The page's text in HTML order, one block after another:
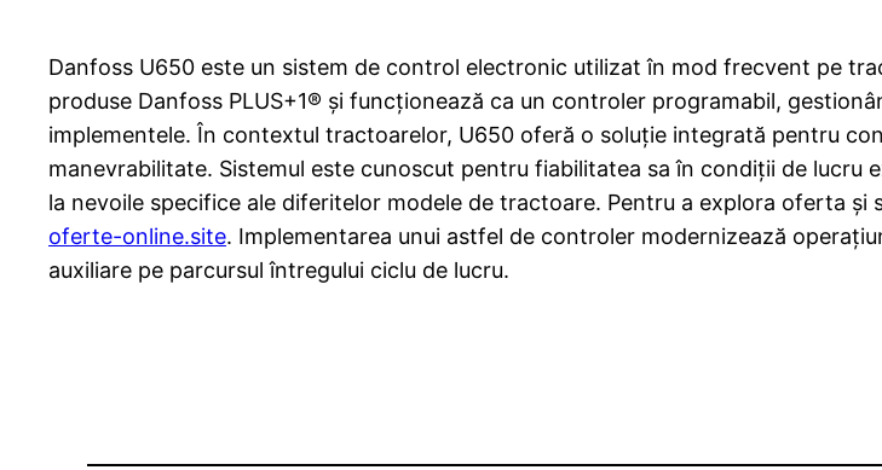
Danfoss U650 este un sistem de control electronic utilizat în mod frecvent pe
produse Danfoss PLUS+1® și funcționează ca un controler programabil,
implementele. În contextul tractoarelor, U650 oferă o soluție integrată pentru
manevrabilitate. Sistemul este cunoscut pentru fiabilitatea sa în condiții de
la nevoile specifice ale diferitelor modele de tractoare. Pentru a explora oferta
oferte-online.site. Implementarea unui astfel de controler modernizează
auxiliare pe parcursul întregului ciclu de lucru.